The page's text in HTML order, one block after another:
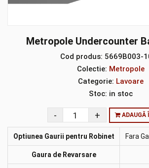
Metropole Undercounter
Cod produs: 5669B003-
Colectie: Metropole
Categorie: Lavoare
Stoc: in stoc
ADAUGĂ
Optiunea Gaurii pentru Robinet Fara
Gaura de Revarsare